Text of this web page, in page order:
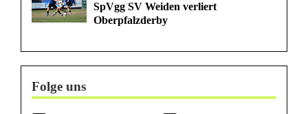
SpVgg SV Weiden verliert
Oberpfalzderby
Folge uns